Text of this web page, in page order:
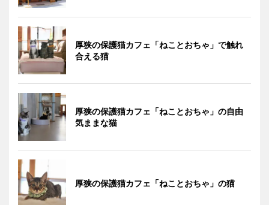
厚狭の保護猫カフェ「ねことおちゃ」で触れ
合える猫
厚狭の保護猫カフェ「ねことおちゃ」の自由
気ままな猫
厚狭の保護猫カフェ「ねことおちゃ」の猫